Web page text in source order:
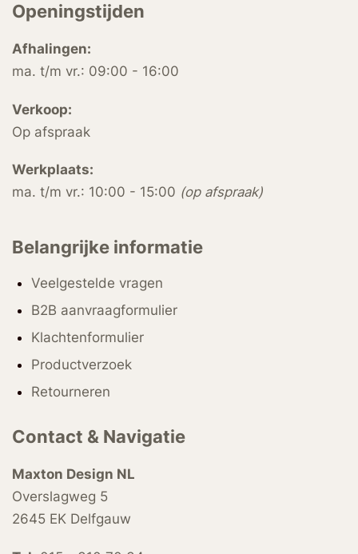
Openingstijden
Afhalingen:
ma. t/m vr.: 09:00 - 16:00
Verkoop:
Op afspraak
Werkplaats:
ma. t/m vr.: 10:00 - 15:00 (op afspraak)
Belangrijke informatie
Veelgestelde vragen
B2B aanvraagformulier
Klachtenformulier
Productverzoek
Retourneren
Contact & Navigatie
Maxton Design NL
Overslagweg 5
2645 EK Delfgauw